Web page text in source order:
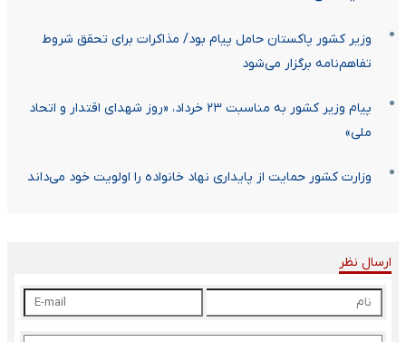
وزیر کشور پاکستان حامل پیام‌ بود/ مذاکرات برای تحقق شروط
تفاهم‌نامه برگزار می‌شود
پیام وزیر کشور به مناسبت ۲۳ خرداد، «روز شهدای اقتدار و اتحاد
ملی»
وزارت کشور حمایت از پایداری نهاد خانواده را اولویت خود می‌داند
ارسال نظر